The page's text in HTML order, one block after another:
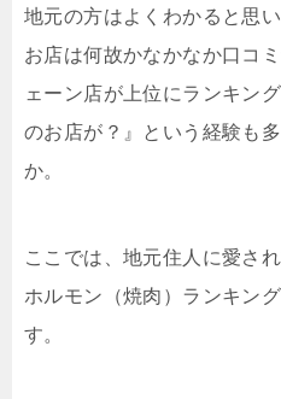
地元の方はよくわかると思
お店は何故かなかなか口コ
ェーン店が上位にランキン
のお店が？』という経験も
か。
ここでは、地元住人に愛さ
ホルモン（焼肉）ランキン
す。